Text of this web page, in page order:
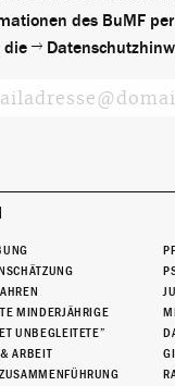
des BuMF
die
MINDERJÄHRIGE
UNBEGLEITETE”
ARBEIT